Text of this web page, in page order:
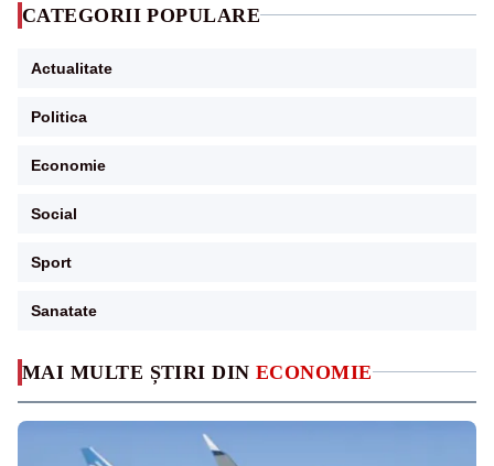
MAI MULTE ȘTIRI DIN ECONOMIE
CATEGORII POPULARE
Actualitate
Politica
Economie
Social
Sport
Sanatate